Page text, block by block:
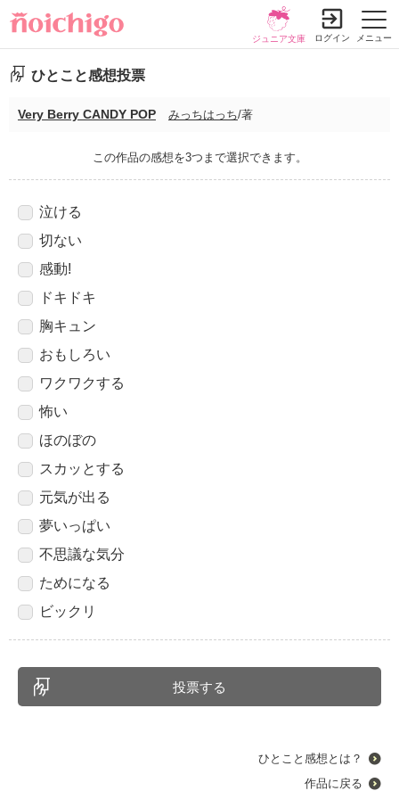
メニュー
ジュニア文庫 ログイン
ひとこと感想投票
Very Berry CANDY POP みっちはっち/著
この作品の感想を3つまで選択できます。
泣ける
切ない
感動!
ドキドキ
胸キュン
おもしろい
ワクワクする
怖い
ほのぼの
スカッとする
元気が出る
夢いっぱい
不思議な気分
ためになる
ビックリ
ひとこと感想とは？
作品に戻る